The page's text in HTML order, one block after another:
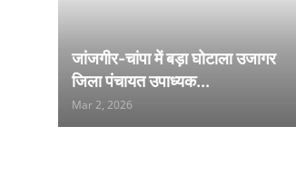
जांजगीर-चांपा में बड़ा घोटाला उजागर
जिला पंचायत उपाध्यक...
Mar 2, 2026